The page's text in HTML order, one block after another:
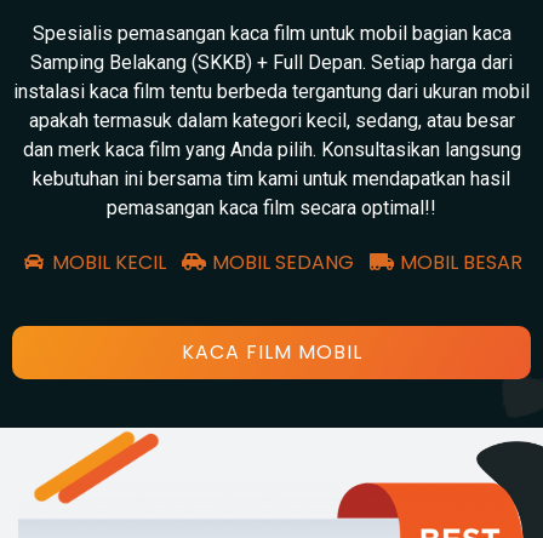
Spesialis pemasangan kaca film untuk mobil bagian kaca
Samping Belakang (SKKB) + Full Depan. Setiap harga dari
instalasi kaca film tentu berbeda tergantung dari ukuran mobil
apakah termasuk dalam kategori kecil, sedang, atau besar
dan merk kaca film yang Anda pilih. Konsultasikan langsung
kebutuhan ini bersama tim kami untuk mendapatkan hasil
pemasangan kaca film secara optimal!!
MOBIL KECIL MOBIL SEDANG MOBIL BESAR
KACA FILM MOBIL